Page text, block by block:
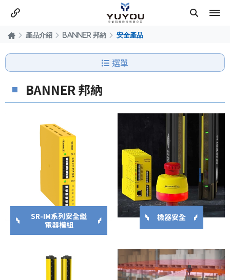
產品介紹 BANNER 邦納 安全產品
選單
BANNER 邦納
SR-IM系列安全繼
電器模組
機器安全